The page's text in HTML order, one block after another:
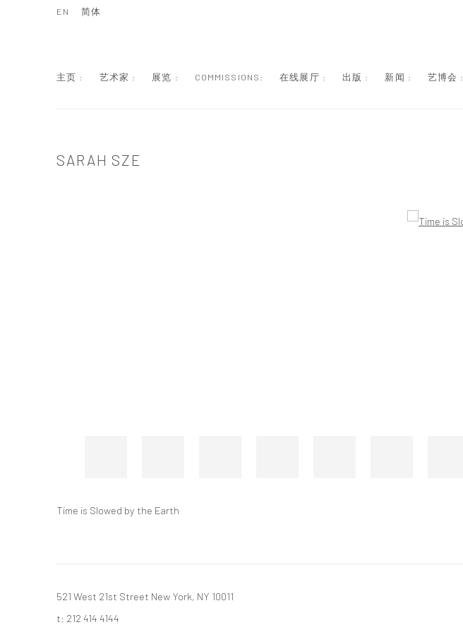
主页 : 艺术家 : 展览 : COMMISSIONS: 在线展厅 : 出版 : 新闻 : 艺博会 :
EN 简体
SARAH SZE
Time is Slowed by the Earth
521 West 21st Street New York, NY 10011
t: 212 414 4144